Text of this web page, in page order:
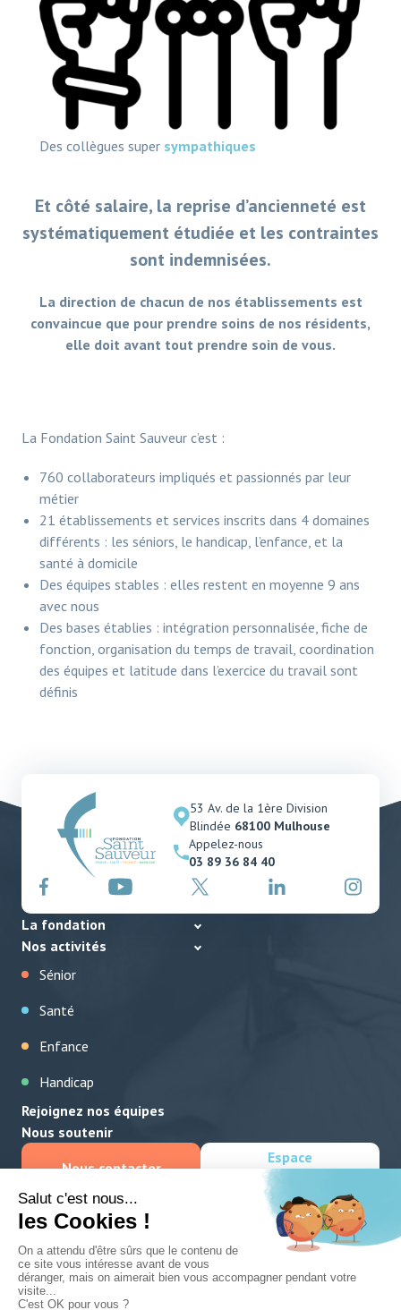
Des collègues super sympathiques
Et côté salaire, la reprise d’ancienneté est
systématiquement étudiée et les contraintes
sont indemnisées.
La direction de chacun de nos établissements est
convaincue que pour prendre soins de nos résidents,
elle doit avant tout prendre soin de vous.
La Fondation Saint Sauveur c’est :
760 collaborateurs impliqués et passionnés par leur
métier
21 établissements et services inscrits dans 4 domaines
différents : les séniors, le handicap, l’enfance, et la
santé à domicile
Des équipes stables : elles restent en moyenne 9 ans
avec nous
Des bases établies : intégration personnalisée, fiche de
fonction, organisation du temps de travail, coordination
des équipes et latitude dans l’exercice du travail sont
définis
53 Av. de la 1ère Division
Blindée 68100 Mulhouse
Appelez-nous
03 89 36 84 40
La fondation
Nos activités
Sénior
Santé
Enfance
Handicap
Rejoignez nos équipes
Nous soutenir
Nous contacter
Espace
collaborateurs
©Fondation Saint Sauveur